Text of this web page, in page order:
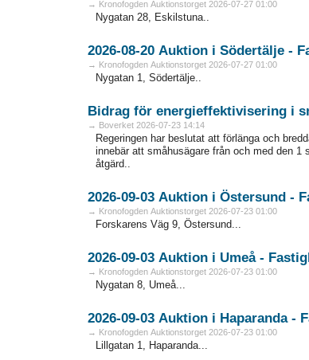
→ Kronofogden Auktionstorget 2026-07-27 01:00
Nygatan 28, Eskilstuna..
→ Kronofogden Auktionstorget 2026-07-27 01:00
Nygatan 1, Södertälje..
Bidrag för energieffektivisering i
→ Boverket 2026-07-23 14:14
Regeringen har beslutat att förlänga och
innebär att småhusägare från och med den 1
åtgärd..
→ Kronofogden Auktionstorget 2026-07-23 01:00
Forskarens Väg 9, Östersund...
2026-09-03 Auktion i
→ Kronofogden Auktionstorget 2026-07-23 01:00
Nygatan 8, Umeå...
→ Kronofogden Auktionstorget 2026-07-23 01:00
Lillgatan 1, Haparanda...